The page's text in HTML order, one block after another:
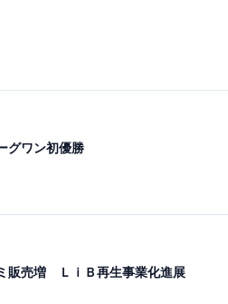
グワン初優勝
販売増 ＬｉＢ再生事業化進展